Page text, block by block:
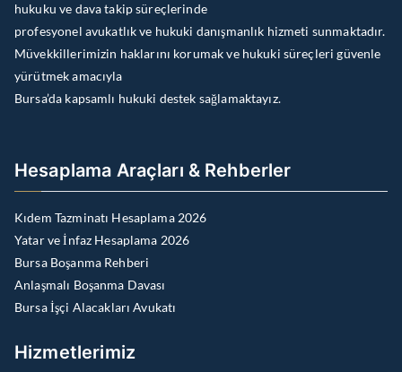
hukuku ve dava takip süreçlerinde
profesyonel avukatlık ve hukuki danışmanlık hizmeti sunmaktadır.
Müvekkillerimizin haklarını korumak ve hukuki süreçleri güvenle
yürütmek amacıyla
Bursa’da kapsamlı hukuki destek sağlamaktayız.
Hesaplama Araçları & Rehberler
Kıdem Tazminatı Hesaplama 2026
Yatar ve İnfaz Hesaplama 2026
Bursa Boşanma Rehberi
Anlaşmalı Boşanma Davası
Bursa İşçi Alacakları Avukatı
Hizmetlerimiz